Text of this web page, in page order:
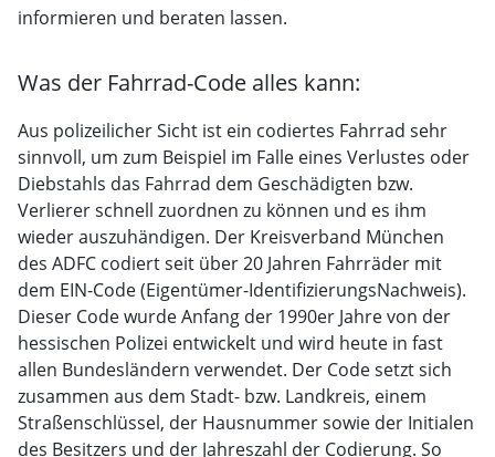
informieren und beraten lassen.
Was der Fahrrad-Code alles kann:
Aus polizeilicher Sicht ist ein codiertes Fahrrad sehr
sinnvoll, um zum Beispiel im Falle eines Verlustes oder
Diebstahls das Fahrrad dem Geschädigten bzw.
Verlierer schnell zuordnen zu können und es ihm
wieder auszuhändigen. Der Kreisverband München
des ADFC codiert seit über 20 Jahren Fahrräder mit
dem EIN-Code (Eigentümer-IdentifizierungsNachweis).
Dieser Code wurde Anfang der 1990er Jahre von der
hessischen Polizei entwickelt und wird heute in fast
allen Bundesländern verwendet. Der Code setzt sich
zusammen aus dem Stadt- bzw. Landkreis, einem
Straßenschlüssel, der Hausnummer sowie der Initialen
des Besitzers und der Jahreszahl der Codierung. So